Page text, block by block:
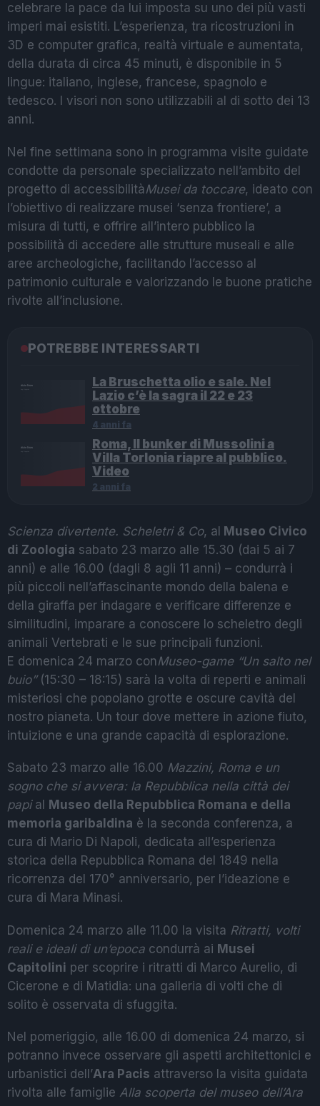
celebrare la pace da lui imposta su uno dei più vasti
imperi mai esistiti. L’esperienza, tra ricostruzioni in
3D e computer grafica, realtà virtuale e aumentata,
della durata di circa 45 minuti, è disponibile in 5
lingue: italiano, inglese, francese, spagnolo e
tedesco. I visori non sono utilizzabili al di sotto dei 13
anni.
Nel fine settimana sono in programma visite guidate
condotte da personale specializzato nell’ambito del
progetto di accessibilitàMusei da toccare, ideato con
l’obiettivo di realizzare musei ‘senza frontiere’, a
misura di tutti, e offrire all’intero pubblico la
possibilità di accedere alle strutture museali e alle
aree archeologiche, facilitando l’accesso al
patrimonio culturale e valorizzando le buone pratiche
rivolte all’inclusione.
POTREBBE INTERESSARTI
La Bruschetta olio e sale. Nel
Lazio c’è la sagra il 22 e 23
ottobre
4 anni fa
Roma, Il bunker di Mussolini a
Villa Torlonia riapre al pubblico.
Video
2 anni fa
Scienza divertente. Scheletri & Co, al Museo Civico
di Zoologia sabato 23 marzo alle 15.30 (dai 5 ai 7
anni) e alle 16.00 (dagli 8 agli 11 anni) – condurrà i
più piccoli nell’affascinante mondo della balena e
della giraffa per indagare e verificare differenze e
similitudini, imparare a conoscere lo scheletro degli
animali Vertebrati e le sue principali funzioni.
E domenica 24 marzo conMuseo-game “Un salto nel
buio” (15:30 – 18:15) sarà la volta di reperti e animali
misteriosi che popolano grotte e oscure cavità del
nostro pianeta. Un tour dove mettere in azione fiuto,
intuizione e una grande capacità di esplorazione.
Sabato 23 marzo alle 16.00 Mazzini, Roma e un
sogno che si avvera: la Repubblica nella città dei
papial
Museo della Repubblica Romana e della
memoria garibaldina è la seconda conferenza, a
cura di Mario Di Napoli, dedicata all’esperienza
storica della Repubblica Romana del 1849 nella
ricorrenza del 170° anniversario, per l’ideazione e
cura di Mara Minasi.
Domenica 24 marzo alle 11.00 la visita Ritratti, volti
reali e ideali di un’epoca condurrà ai Musei
Capitolini per scoprire i ritratti di Marco Aurelio, di
Cicerone e di Matidia: una galleria di volti che di
solito è osservata di sfuggita.
Nel pomeriggio, alle 16.00 di domenica 24 marzo, si
potranno invece osservare gli aspetti architettonici e
urbanistici dell’Ara Pacis attraverso la visita guidata
rivolta alle famiglie Alla scoperta del museo dell’Ara